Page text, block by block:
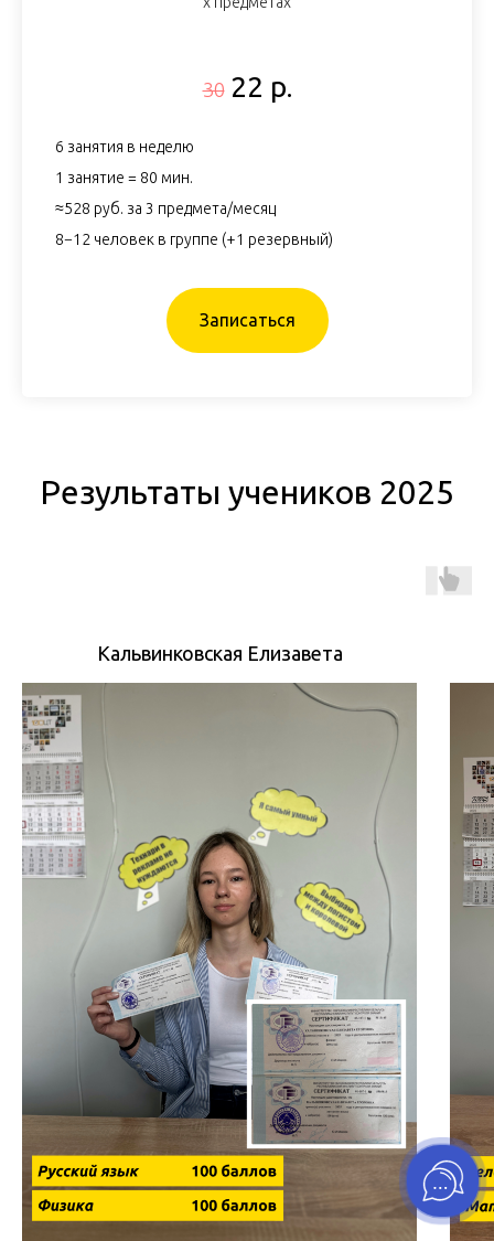
30 22 р.
6 занятия в неделю
1 занятие = 80 мин.
≈528 руб. за 3 предмета/месяц
8−12 человек в группе (+1 резервный)
Записаться
Результаты учеников 2025
Кальвинковская Елизавета